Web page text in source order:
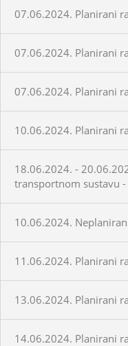
07.06.2024. Planirani
07.06.2024. Planirani
07.06.2024. Planirani
10.06.2024. Planirani
18.06.2024. -
transportnom sustavu -
10.06.2024.
11.06.2024. Planirani
13.06.2024. Planirani
14.06.2024. Planirani